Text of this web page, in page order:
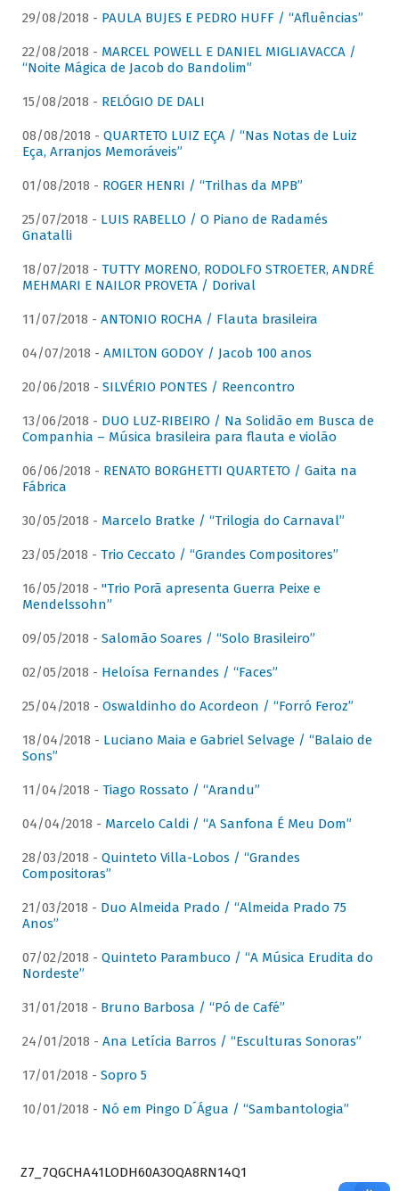
29/08/2018 - PAULA BUJES E PEDRO HUFF / “Afluências”
22/08/2018 - MARCEL POWELL E DANIEL MIGLIAVACCA /
“Noite Mágica de Jacob do Bandolim”
15/08/2018 - RELÓGIO DE DALI
08/08/2018 - QUARTETO LUIZ EÇA / “Nas Notas de Luiz
Eça, Arranjos Memoráveis”
01/08/2018 - ROGER HENRI / “Trilhas da MPB”
25/07/2018 - LUIS RABELLO / O Piano de Radamés
Gnatalli
18/07/2018 - TUTTY MORENO, RODOLFO STROETER, ANDRÉ
MEHMARI E NAILOR PROVETA / Dorival
11/07/2018 - ANTONIO ROCHA / Flauta brasileira
04/07/2018 - AMILTON GODOY / Jacob 100 anos
20/06/2018 - SILVÉRIO PONTES / Reencontro
13/06/2018 - DUO LUZ-RIBEIRO / Na Solidão em Busca de
Companhia – Música brasileira para flauta e violão
06/06/2018 - RENATO BORGHETTI QUARTETO / Gaita na
Fábrica
30/05/2018 - Marcelo Bratke / “Trilogia do Carnaval”
23/05/2018 - Trio Ceccato / “Grandes Compositores”
16/05/2018 - "Trio Porã apresenta Guerra Peixe e
Mendelssohn”
09/05/2018 - Salomão Soares / “Solo Brasileiro”
02/05/2018 - Heloísa Fernandes / “Faces”
25/04/2018 - Oswaldinho do Acordeon / “Forró Feroz”
18/04/2018 - Luciano Maia e Gabriel Selvage / “Balaio de
Sons”
11/04/2018 - Tiago Rossato / “Arandu”
04/04/2018 - Marcelo Caldi / “A Sanfona É Meu Dom”
28/03/2018 - Quinteto Villa-Lobos / “Grandes
Compositoras”
21/03/2018 - Duo Almeida Prado / “Almeida Prado 75
Anos”
07/02/2018 - Quinteto Parambuco / “A Música Erudita do
Nordeste”
31/01/2018 - Bruno Barbosa / “Pó de Café”
24/01/2018 - Ana Letícia Barros / “Esculturas Sonoras”
17/01/2018 - Sopro 5
10/01/2018 - Nó em Pingo D´Água / “Sambantologia”
Z7_7QGCHA41LODH60A3OQA8RN14Q1